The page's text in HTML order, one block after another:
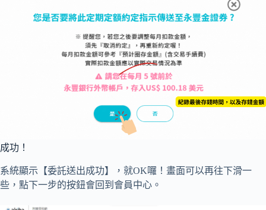
成功！
系統顯示【委託送出成功】，就OK囉！畫面可以再往下滑一
些，點下一步的按鈕會回到會員中心。